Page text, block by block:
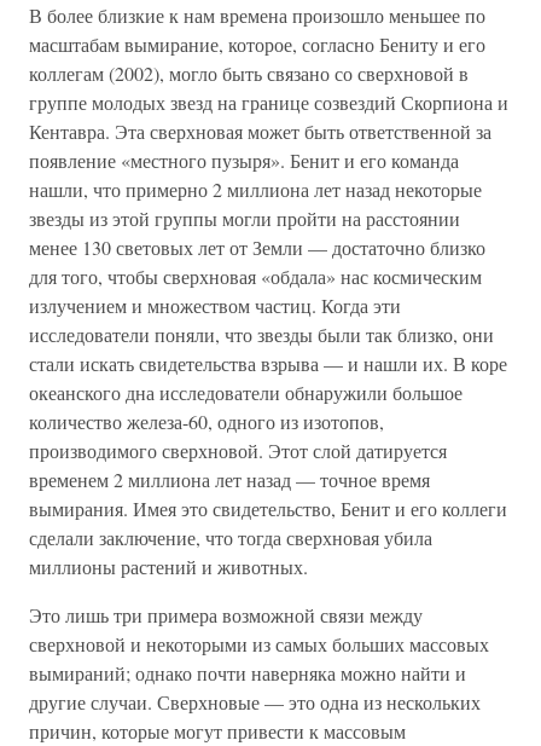
В более близкие к нам времена произошло меньшее по
масштабам вымирание, которое, согласно Бениту и его
коллегам (2002), могло быть связано со сверхновой в
группе молодых звезд на границе созвездий Скорпиона и
Кентавра. Эта сверхновая может быть ответственной за
появление «местного пузыря». Бенит и его команда
нашли, что примерно 2 миллиона лет назад некоторые
звезды из этой группы могли пройти на расстоянии
менее 130 световых лет от Земли — достаточно близко
для того, чтобы сверхновая «обдала» нас космическим
излучением и множеством частиц. Когда эти
исследователи поняли, что звезды были так близко, они
стали искать свидетельства взрыва — и нашли их. В коре
океанского дна исследователи обнаружили большое
количество железа-60, одного из изотопов,
производимого сверхновой. Этот слой датируется
временем 2 миллиона лет назад — точное время
вымирания. Имея это свидетельство, Бенит и его коллеги
сделали заключение, что тогда сверхновая убила
миллионы растений и животных.
Это лишь три примера возможной связи между
сверхновой и некоторыми из самых больших массовых
вымираний; однако почти наверняка можно найти и
другие случаи. Сверхновые — это одна из нескольких
причин, которые могут привести к массовым